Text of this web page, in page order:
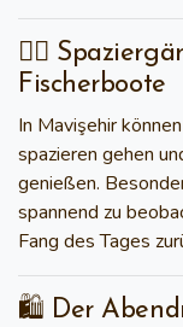
🚶‍♀️
Fischerboote
In Mavişehir
spazieren gehen
genießen.
spannend zu
Fang des Tages
🛍️ Der